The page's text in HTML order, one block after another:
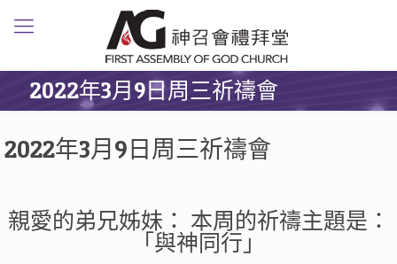
2022年3月9日周三祈禱會
2022年3月9日周三祈禱會
親愛的弟兄姊妹： 本周的祈禱主題是：
「與神同行」